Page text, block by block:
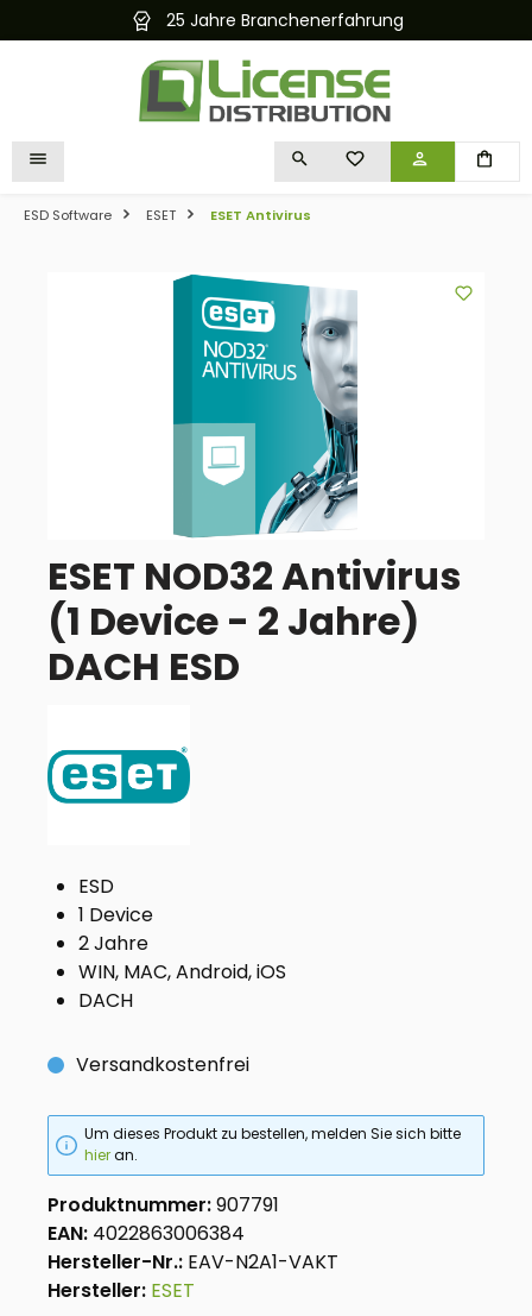
springen 25 Jahre Branchenerfahrung
DU HAST 0 PRODUKTE
ESD Software ESET ESET Antivirus
Bildergalerie überspringen
ESET NOD32 Antivirus
(1 Device - 2 Jahre)
DACH ESD
ESD
1 Device
2 Jahre
WIN, MAC, Android, iOS
DACH
Versandkostenfrei
Um dieses Produkt zu bestellen, melden Sie sich bitte
hieran.
Produktnummer:907791
EAN: 4022863006384
Hersteller-Nr.: EAV-N2A1-VAKT
Hersteller: ESET